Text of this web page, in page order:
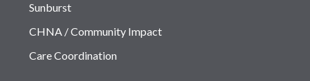
Sunburst
CHNA / Community Impact
Care Coordination